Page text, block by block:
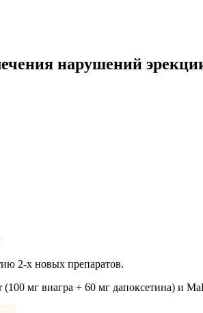
нарушений
2-х новых препаратов.
мг виагра + 60 мг дапоксетина) и